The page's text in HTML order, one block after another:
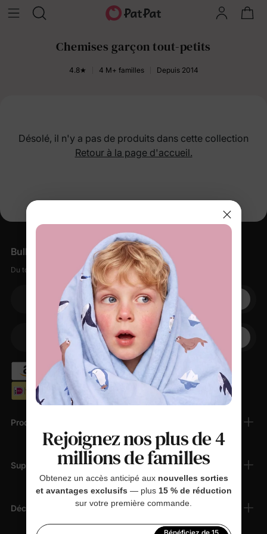
Chemises garçon tout-petits
4.8★ 4 M+ familles Depuis 2014
Désolé, il n'y a pas de produits dans cette collection
Retour à la page d'accueil.
Produits
Support Client
Découvrir
Bulletin d'information
Du tout doux, des petites remises, zéro spam.
Votre adresse électronique
Votre téléphone
Rejoignez nos plus de 4
millions de familles
Obtenez un accès anticipé aux nouvelles sorties
et avantages exclusifs — plus 15 % de réduction
sur votre première commande.